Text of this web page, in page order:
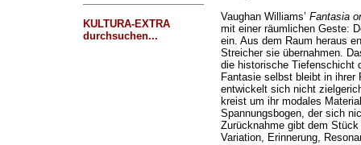
KULTURA-EXTRA
durchsuchen...
Vaughan Williams’ Fantasia
mit einer räumlichen Geste:
ein. Aus dem Raum heraus
Streicher sie übernahmen.
die historische Tiefenschicht
Fantasie selbst bleibt in
entwickelt sich nicht
kreist um ihr modales
Spannungsbogen, der sich
Zurücknahme gibt dem
Variation, Erinnerung,